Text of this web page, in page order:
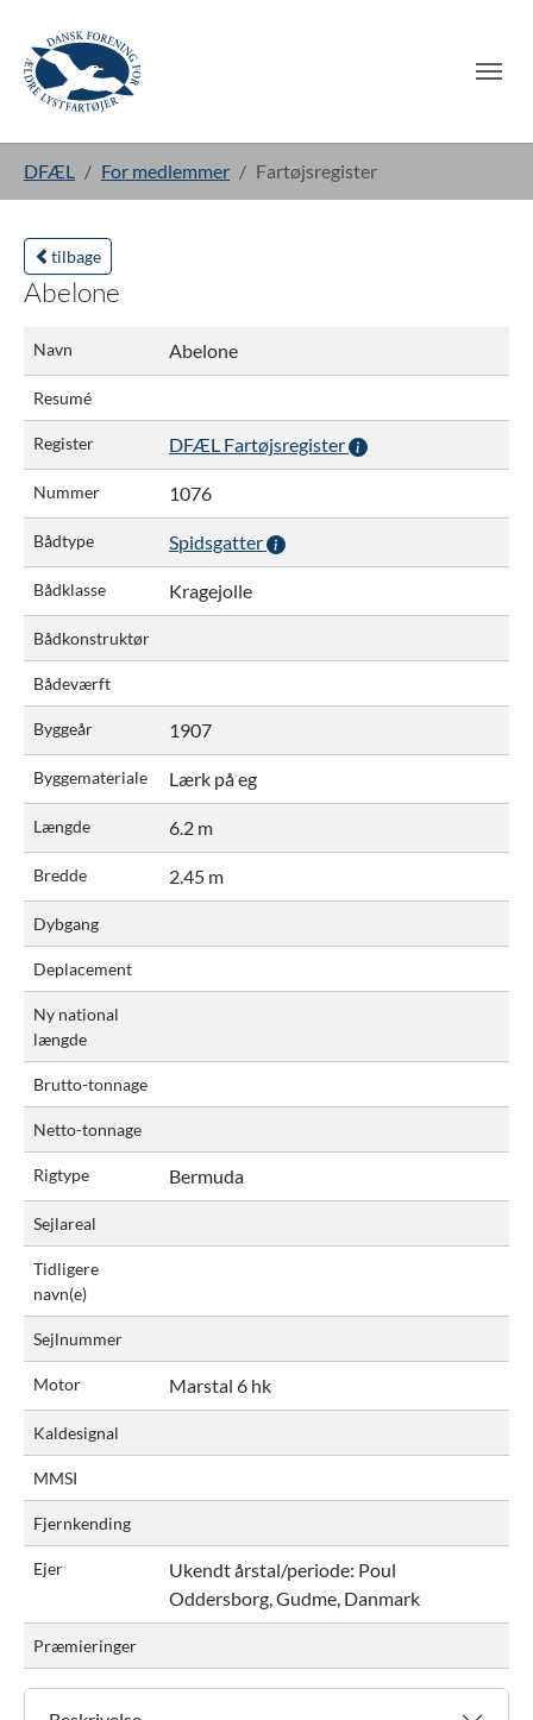
DFÆL For medlemmer Fartøjsregister
tilbage
Abelone
Navn Abelone
Resumé
Register DFÆL Fartøjsregister
Nummer 1076
Bådtype Spidsgatter
Bådklasse Kragejolle
Bådkonstruktør
Bådeværft
Byggeår 1907
Byggemateriale Lærk på eg
Længde 6.2 m
Bredde 2.45 m
Dybgang
Deplacement
Ny national
længde
Brutto-tonnage
Netto-tonnage
Rigtype Bermuda
Sejlareal
Tidligere
navn(e)
Sejlnummer
Motor Marstal 6 hk
Kaldesignal
MMSI
Fjernkending
Ejer Ukendt årstal/periode: Poul
Oddersborg, Gudme, Danmark
Præmieringer